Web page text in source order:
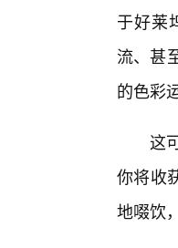
于好莱
流、甚
的色彩
这
你将收
地啜饮